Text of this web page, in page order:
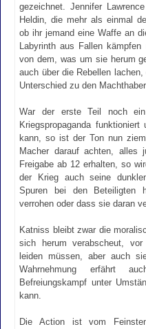
gezeichnet. Jennifer
Heldin, die mehr als einmal
ob ihr jemand eine Waffe an
Labyrinth aus Fallen
von dem, was um sie herum
auch über die Rebellen
Unterschied zu den
War der erste Teil noch
Kriegspropaganda
kann, so ist der Ton nun
Macher darauf achten, alles
Freigabe ab 12 erhalten, so
der Krieg auch seine
Spuren bei den Beteiligten
verrohen oder dass sie daran
Katniss bleibt zwar die
sich herum verabscheut,
leiden müssen, aber auch
Wahrnehmung erfährt
Befreiungskampf unter
kann.
Die Action ist vom